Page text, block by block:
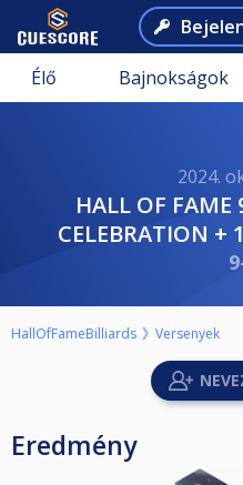
Élő Bajnokságok
2024.
HALL OF FAME 9BALL HANDICAP
CELEBRATION +
HallOfFameBilliards Versenyek
Eredmény